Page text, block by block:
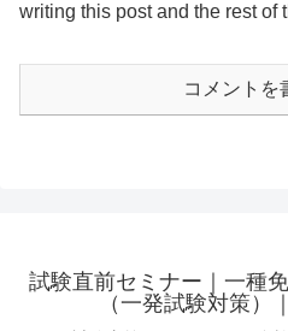
writing this post and the rest of
コメントを
試験直前セミナー｜一種
（一発試験対策）